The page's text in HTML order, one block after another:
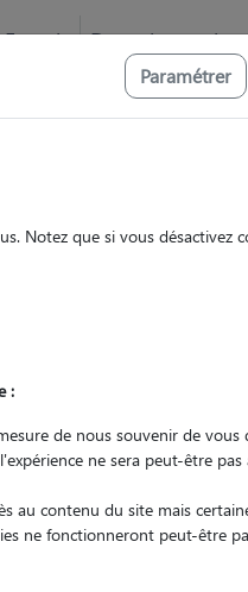
Favoris Devenir pet
et promenades
Promenades
quel animal ?
mon Pet Sitter
Paramétrer
Notez que si vous désactivez
:
de nous souvenir de vous
ne sera peut-être
au contenu du site mais
ne fonctionneront peut-être